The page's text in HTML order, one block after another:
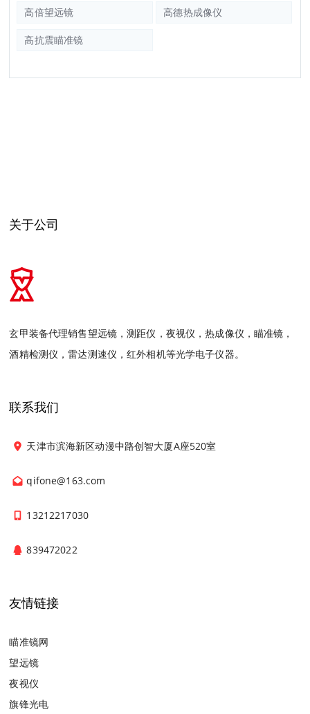
高倍望远镜 高德热成像仪
高抗震瞄准镜
关于公司
玄甲装备代理销售望远镜，测距仪，夜视仪，热成像仪，瞄准镜，
酒精检测仪，雷达测速仪，红外相机等光学电子仪器。
联系我们
天津市滨海新区动漫中路创智大厦A座520室
qifone@163.com
13212217030
839472022
友情链接
瞄准镜网
望远镜
夜视仪
旗锋光电